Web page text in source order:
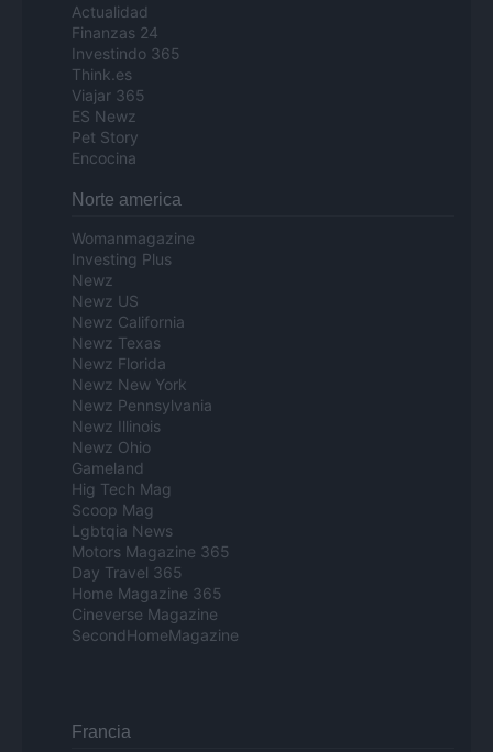
Actualidad
Finanzas 24
Investindo 365
Think.es
Viajar 365
ES Newz
Pet Story
Encocina
Norte america
Womanmagazine
Investing Plus
Newz
Newz US
Newz California
Newz Texas
Newz Florida
Newz New York
Newz Pennsylvania
Newz Illinois
Newz Ohio
Gameland
Hig Tech Mag
Scoop Mag
Lgbtqia News
Motors Magazine 365
Day Travel 365
Home Magazine 365
Cineverse Magazine
SecondHomeMagazine
Francia